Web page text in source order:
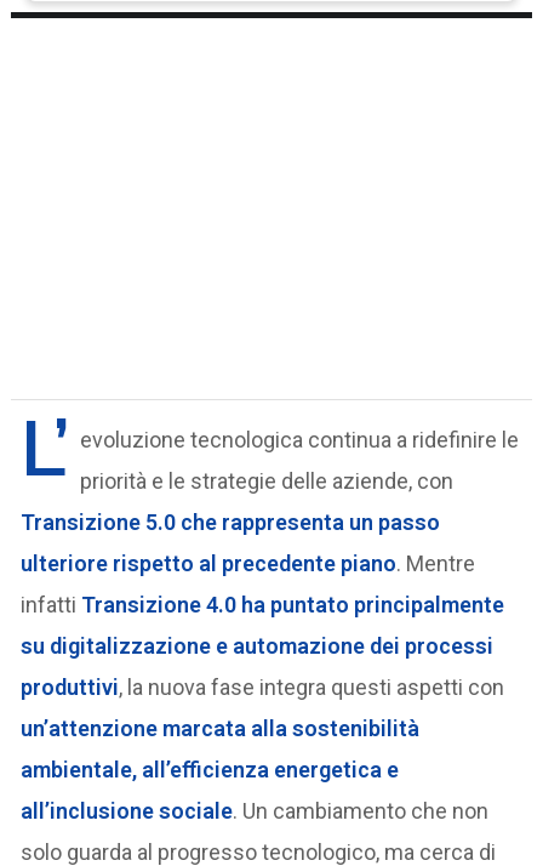
L’ evoluzione tecnologica continua a ridefinire le
priorità e le strategie delle aziende, con
Transizione 5.0 che rappresenta un passo
ulteriore rispetto al precedente piano. Mentre
infatti Transizione 4.0 ha puntato principalmente
su digitalizzazione e automazione dei processi
produttivi, la nuova fase integra questi aspetti con
un’attenzione marcata alla sostenibilità
ambientale, all’efficienza energetica e
all’inclusione sociale. Un cambiamento che non
solo guarda al progresso tecnologico, ma cerca di